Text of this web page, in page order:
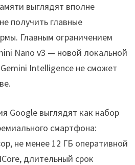
выглядят вполне
получить главные
Главным ограничением
Nano v3 — новой локальной
Intelligence не сможет
Google выглядят как набор
смартфона:
не менее 12 ГБ оперативной
длительный срок